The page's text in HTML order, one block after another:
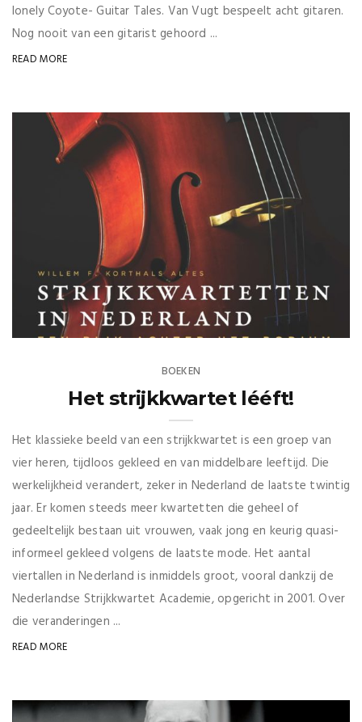
lonely Coyote- Guitar Tales. Van Vugt bespeelt acht gitaren.
Nog nooit van een gitarist gehoord ...
READ MORE
BOEKEN
Het strijkkwartet lééft!
Het klassieke beeld van een strijkkwartet is een groep van
vier heren, tijdloos gekleed en van middelbare leeftijd. Die
werkelijkheid verandert, zeker in Nederland de laatste twintig
jaar. Er komen steeds meer kwartetten die geheel of
gedeeltelijk bestaan uit vrouwen, vaak jong en keurig quasi-
informeel gekleed volgens de laatste mode. Het aantal
viertallen in Nederland is inmiddels groot, vooral dankzij de
Nederlandse Strijkkwartet Academie, opgericht in 2001. Over
die veranderingen ...
READ MORE